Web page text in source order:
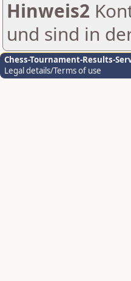
Hinweis2
und sind in
Chess-Tournament-Results-
Legal details/Terms of use